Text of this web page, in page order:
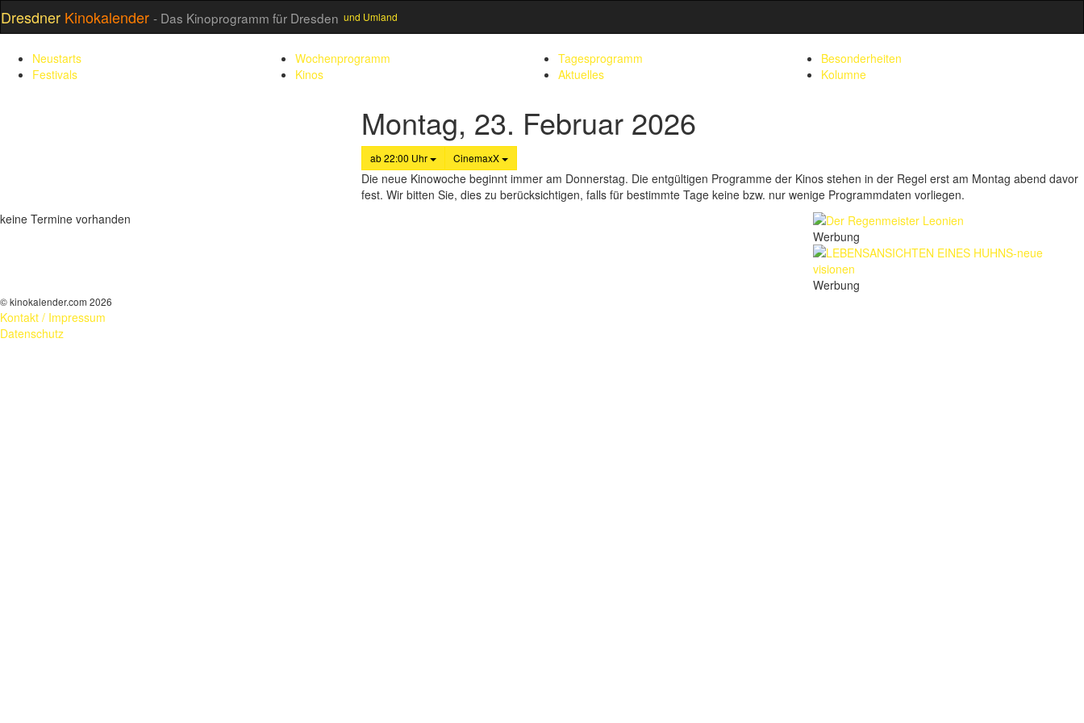
Dresdner Kinokalender - Das Kinoprogramm für Dresden und Umland
Neustarts Wochenprogramm Tagesprogramm
Besonderheiten
Festivals
Kinos Aktuelles Kolumne
Montag, 23. Februar 2026
ab 22:00 Uhr CinemaxX
Die neue Kinowoche beginnt immer am Donnerstag. Die entgültigen Programme der Kinos stehen in der Regel erst am Montag abend davor
fest. Wir bitten Sie, dies zu berücksichtigen, falls für bestimmte Tage keine bzw. nur wenige Programmdaten vorliegen.
keine Termine vorhanden
Werbung
Werbung
© kinokalender.com 2026
Kontakt / Impressum
Datenschutz